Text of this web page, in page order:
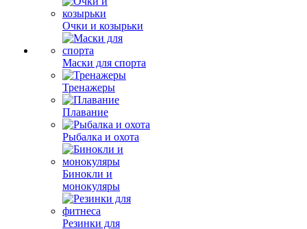
Очки и козырьки
Маски для спорта
Тренажеры
Плавание
Рыбалка и охота
Бинокли и
монокуляры
Резинки для